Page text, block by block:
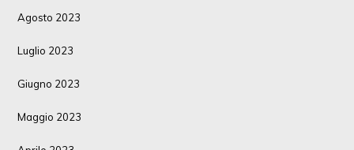
Agosto 2023
Luglio 2023
Giugno 2023
Maggio 2023